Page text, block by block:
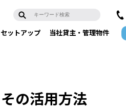
セットアップ 当社貸主・管理物件
の活用方法